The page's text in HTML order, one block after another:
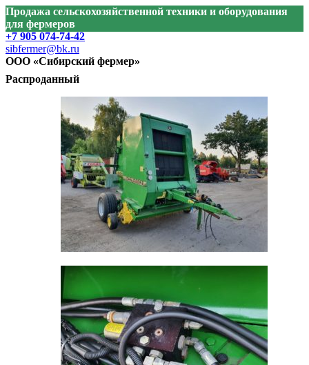
Продажа сельскохозяйственной техники и оборудования
для фермеров
+7 905 074-74-42
sibfermer@bk.ru
ООО «Сибирский фермер»
Распроданный